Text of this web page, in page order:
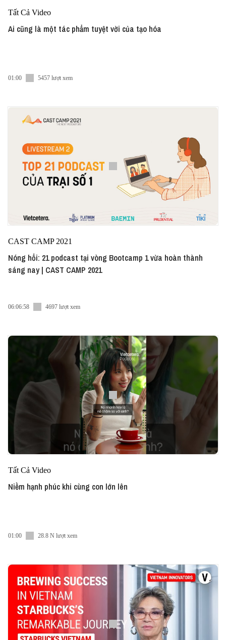
Tất Cả Video
Ai cũng là một tác phẩm tuyệt vời của tạo hóa
01:00 5457 lượt xem
CAST CAMP 2021
Nóng hổi: 21 podcast tại vòng Bootcamp 1 vừa hoàn thành
sáng nay | CAST CAMP 2021
06:06:58 4697 lượt xem
Tất Cả Video
Niềm hạnh phúc khi cùng con lớn lên
01:00 28.8 N lượt xem